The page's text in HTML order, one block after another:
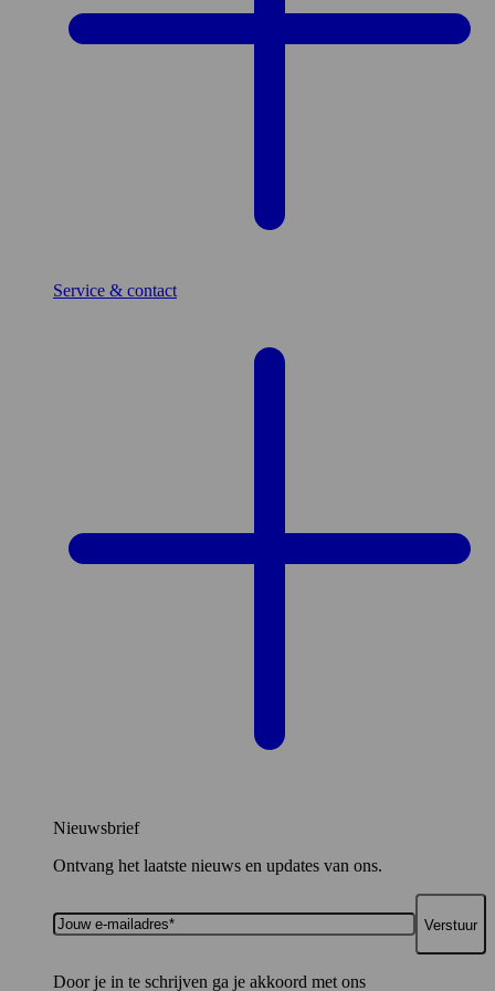
Service & contact
Nieuwsbrief
Ontvang het laatste nieuws en updates van ons.
Jouw
e-
Door je in te schrijven ga je akkoord met ons